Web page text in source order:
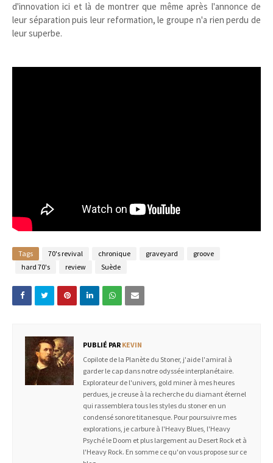
d'innovation ici et là de montrer que même après l'annonce de
leur séparation puis leur reformation, le groupe n'a rien perdu de
leur superbe.
Tags 70's revival chronique graveyard
groove
hard 70's
review Suède
PUBLIÉ PAR KEVIN
Copilote de la Planète du Stoner, j'aide l'amiral à
garder le cap dans notre odyssée interplanétaire.
Explorateur de l'univers, gold miner à mes heures
perdues, je creuse à la recherche du diamant éternel
qui rassemblera tous les styles du stoner en un
condensé sonore titanesque. Pour poursuivre mes
explorations, je carbure à l'Heavy Blues, l'Heavy
Psyché le Doom et plus largement au Desert Rock et à
l'Heavy Rock. En somme ce qu'on vous propose sur ce